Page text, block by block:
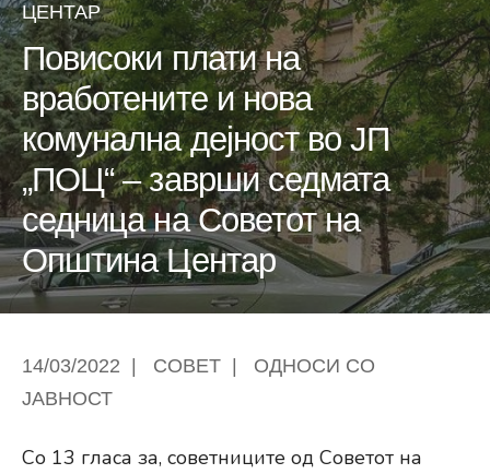
ЦЕНТАР
Повисоки плати на
вработените и нова
комунална дејност во ЈП
„ПОЦ“ – заврши седмата
седница на Советот на
Општина Центар
14/03/2022 СОВЕТ
ОДНОСИ СО
ЈАВНОСТ
Со 13 гласа за, советниците од Советот на